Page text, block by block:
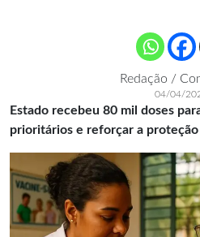
Redação /
04/04/
Estado recebeu 80 mil doses
prioritários e reforçar a